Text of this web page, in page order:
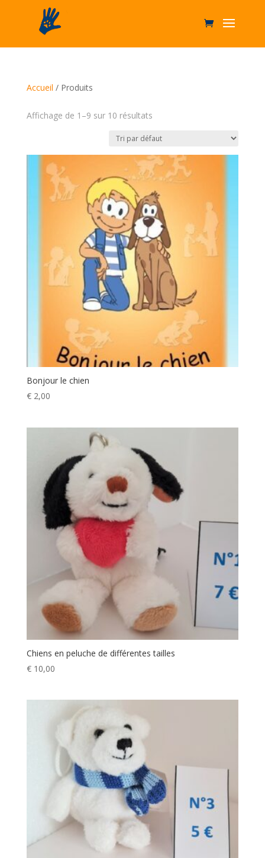
Accueil / Produits
Affichage de 1–9 sur 10 résultats
Bonjour le chien
€2,00
Chiens en peluche de différentes tailles
€10,00